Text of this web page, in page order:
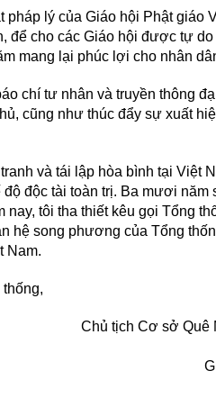
pháp lý của Giáo hội Phật giáo
để cho các Giáo hội được tự
mang lại phúc lợi cho nhân
chí tư nhân và truyền thông
cũng như thúc đẩy sự xuất
và tái lập hòa bình tại Việt
độc tài toàn trị. Ba mươi
nay, tôi tha thiết kêu gọi Tổng
hệ song phương của Tổng
Nam.
Chủ tịch Cơ sở Quê